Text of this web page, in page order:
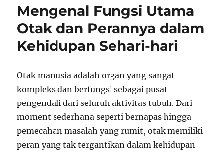
Mengenal Fungsi Utama
Otak dan Perannya dalam
Kehidupan Sehari-hari
Otak manusia adalah organ yang sangat
kompleks dan berfungsi sebagai pusat
pengendali dari seluruh aktivitas tubuh. Dari
moment sederhana seperti bernapas hingga
pemecahan masalah yang rumit, otak memiliki
peran yang tak tergantikan dalam kehidupan